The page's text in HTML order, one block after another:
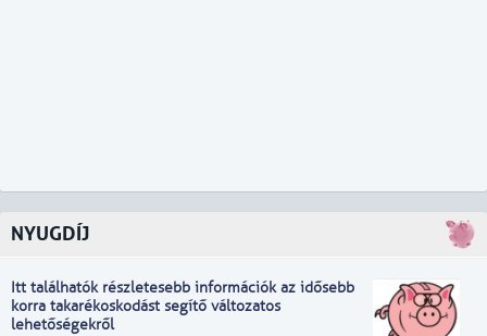
NYUGDÍJ
Itt találhatók részletesebb információkaz idősebb
korra takarékoskodást segítő változatos
lehetőségekről